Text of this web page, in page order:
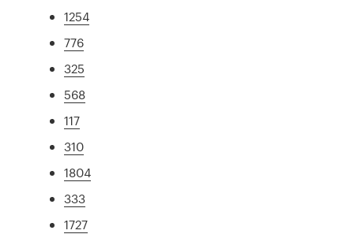
1254
776
325
568
117
310
1804
333
1727